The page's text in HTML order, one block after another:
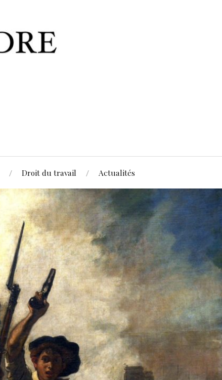
Droit du travail Actualités